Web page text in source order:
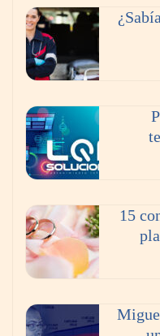
nuevos
AMANAC celebra
impulsando la
marítimo
15